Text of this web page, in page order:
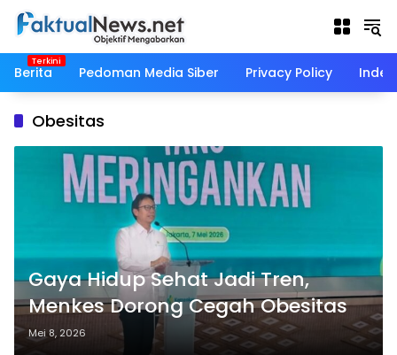
Langsung
Berita
Pedoman Media Siber Privacy Policy
Obesitas
Gaya Hidup Sehat Jadi Tren,
Menkes Dorong Cegah Obesitas
Mei 8, 2026